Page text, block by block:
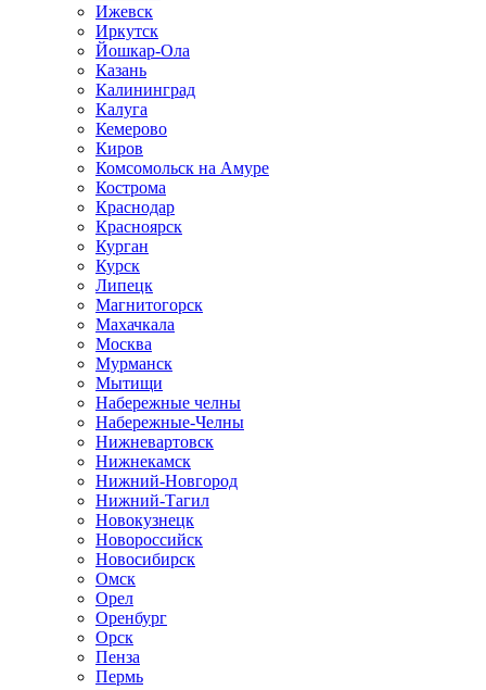
Ижевск
Иркутск
Йошкар-Ола
Казань
Калининград
Калуга
Кемерово
Киров
Комсомольск на Амуре
Кострома
Краснодар
Красноярск
Курган
Курск
Липецк
Магнитогорск
Махачкала
Москва
Мурманск
Мытищи
Набережные челны
Набережные-Челны
Нижневартовск
Нижнекамск
Нижний-Новгород
Нижний-Тагил
Новокузнецк
Новороссийск
Новосибирск
Омск
Орел
Оренбург
Орск
Пенза
Пермь